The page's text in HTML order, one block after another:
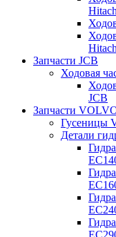
Запчасти JCB
Ходовая
JCB
Запчасти
Гусеницы
Детали